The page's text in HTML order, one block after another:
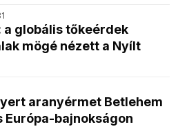
a globális tőkeérdek
mögé nézett a Nyílt
aranyérmet Betlehem
Európa-bajnokságon